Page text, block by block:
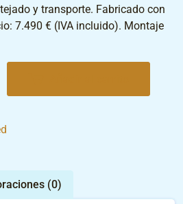
y transporte. Fabricado con
7.490 € (IVA incluido). Montaje
(0)